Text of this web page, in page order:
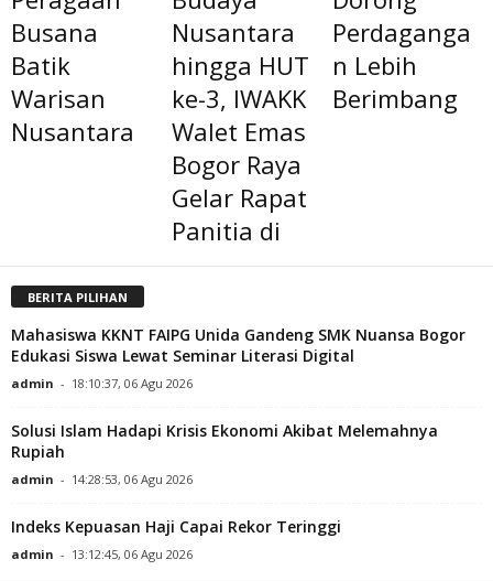
Busana
Batik
Warisan
Nusantara
Nusantara
hingga HUT
ke-3, IWAKK
Walet Emas
Bogor Raya
Gelar Rapat
Panitia di
Perdaganga
n Lebih
Berimbang
BERITA PILIHAN
Mahasiswa KKNT FAIPG Unida Gandeng SMK Nuansa Bogor
Edukasi Siswa Lewat Seminar Literasi Digital
admin - 18:10:37, 06 Agu 2026
Solusi Islam Hadapi Krisis Ekonomi Akibat Melemahnya
Rupiah
admin - 14:28:53, 06 Agu 2026
Indeks Kepuasan Haji Capai Rekor Teringgi
admin - 13:12:45, 06 Agu 2026